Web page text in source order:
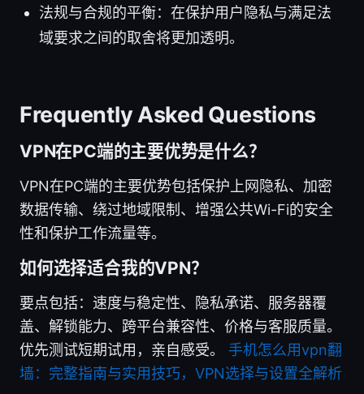
法规与合规的平衡：在保护用户隐私与满足法
域要求之间的取舍将更加透明。
Frequently Asked Questions
VPN在PC端的主要优势是什么？
VPN在PC端的主要优势包括保护上网隐私、加密
数据传输、绕过地域限制、增强公共Wi-Fi的安全
性和保护工作流量等。
如何选择适合我的VPN？
要点包括：速度与稳定性、隐私承诺、服务器覆
盖、解锁能力、跨平台兼容性、价格与客服质量。
优先测试短期试用，亲自感受。 手机怎么用vpn翻
墙：完整指南与实用技巧，VPN选择与设置全解析